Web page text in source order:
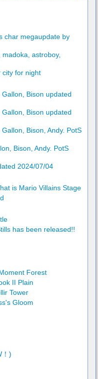
char megaupdate by
astroboy,
city for night
Bison updated
Bison updated
Bison, Andy. PotS
Bison, Andy. PotS
2024/07/04
is Mario Villains Stage
has been released!!
Forest
II Plain
Tower
Gloom
！)